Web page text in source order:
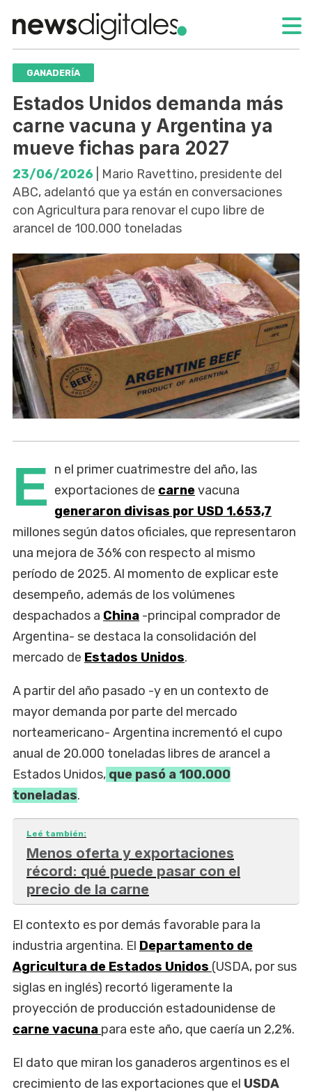
GANADERÍA
Estados Unidos demanda más
carne vacuna y Argentina ya
mueve fichas para 2027
23/06/2026 | Mario Ravettino, presidente del
ABC, adelantó que ya están en conversaciones
con Agricultura para renovar el cupo libre de
arancel de 100.000 toneladas
E n el primer cuatrimestre del año, las
exportaciones de carnevacuna
generaron divisas por USD 1.653,7
millones según datos oficiales, que representaron
una mejora de 36% con respecto al mismo
período de 2025. Al momento de explicar este
desempeño, además de los volúmenes
despachados a China -principal comprador de
Argentina- se destaca la consolidación del
mercado de Estados Unidos.
A partir del año pasado -y en un contexto de
mayor demanda por parte del mercado
norteamericano- Argentina incrementó el cupo
anual de 20.000 toneladas libres de arancel a
Estados Unidos, que pasó a 100.000
toneladas.
Leé también:
Menos oferta y exportaciones
récord: qué puede pasar con el
precio de la carne
El contexto es por demás favorable para la
industria argentina. El Departamento de
Agricultura de Estados Unidos (USDA, por sus
siglas en inglés) recortó ligeramente la
proyección de producción estadounidense de
carne vacuna para este año, que caería un 2,2%.
El dato que miran los ganaderos argentinos es el
crecimiento de las exportaciones que el USDA